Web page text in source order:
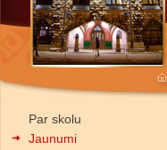
Par skolu
Jaunumi